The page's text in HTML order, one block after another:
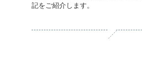
記をご紹介します。